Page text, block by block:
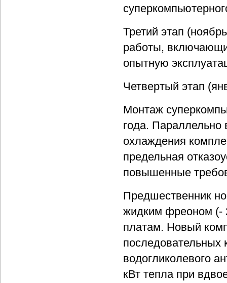
Третий этап
работы,
опытную
Четвертый этап
Монтаж
года.
охлаждения
предельная
повышенные
Предшественник
жидким фреоном (-
платам. Новый
водогликолевого
кВт тепла при